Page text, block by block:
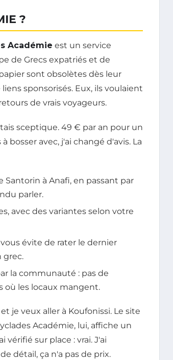
?
Académie est un service
de Grecs expatriés et de
sont obsolètes dès leur
sponsorisés. Eux, ils voulaient
de vrais voyageurs.
sceptique. 49 € par an pour un
bosser avec, j'ai changé d'avis. La
Santorin à Anafi, en passant par
parler.
avec des variantes selon votre
évite de rater le dernier
grec.
la communauté : pas de
où les locaux mangent.
je veux aller à Koufonissi. Le site
Académie, lui, affiche un
vérifié sur place : vrai. J'ai
détail, ça n'a pas de prix.